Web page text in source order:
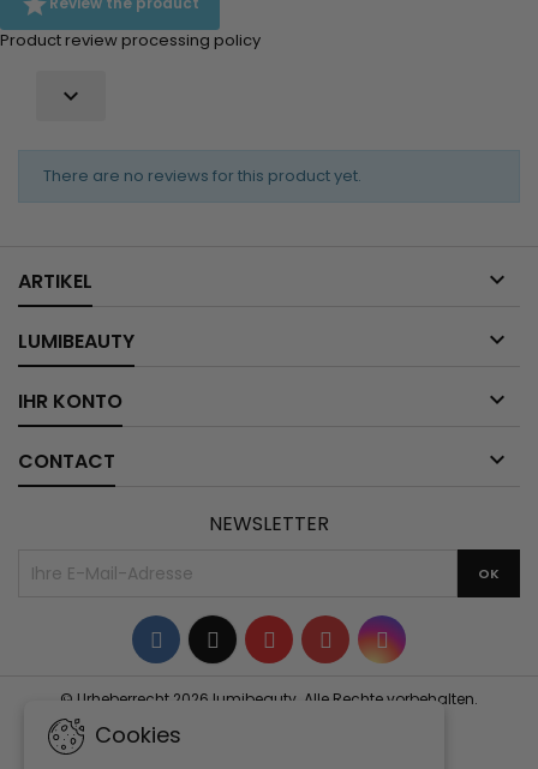
Product review processing policy

There are no reviews for this product yet.
ARTIKEL 
LUMIBEAUTY 
IHR KONTO 
CONTACT 
Cookies
NEWSLETTER
Facebook
TwitterYouTubePinterestInstagram
© Urheberrecht 2026 lumibeauty. Alle Rechte vorbehalten.